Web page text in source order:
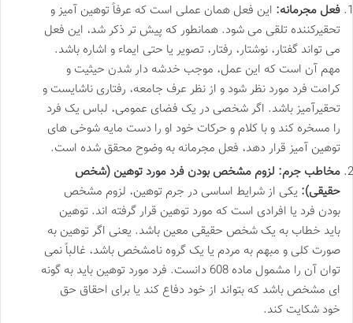
فعل مجرمانه: این فعل همان عملی است که عرفاً توهین آمیز و
تحقیرکننده تلقی می شود. همانطور که پیش تر ذکر شد، این فعل
می تواند گفتار، نوشتار، رفتار، تصویر یا حتی ایماء و اشاره باشد.
مهم آن است که این عمل، موجب خدشه دار شدن حیثیت و
کرامت فرد مورد نظر شود و از نظر عرف جامعه، رفتاری ناشایست و
تحقیرآمیز باشد. اگر شخصی در یک فضای عمومی، لباس یک فرد
را مسخره کند و با کلام و حرکات خود او را دست مایه شوخی های
توهین آمیز قرار دهد، فعل مجرمانه به وضوح محقق شده است.
مخاطب جرم: لزوم مشخص بودن فرد مورد توهین (شخص
حقیقی): یکی از شرایط اساسی در جرم توهین، لزوم مشخص
بودن فرد یا افرادی است که مورد توهین قرار گرفته اند. توهین
باید خطاب به یک شخص حقیقی معین باشد. یعنی اگر توهین به
صورت کلی و مبهم به مردم یا یک گروه نامشخص باشد، غالباً نمی
توان آن را مشمول ماده 608 دانست. فرد مورد توهین باید به گونه
ای مشخص باشد که بتواند از خود دفاع کند یا برای احقاق حق
خود شکایت کند.